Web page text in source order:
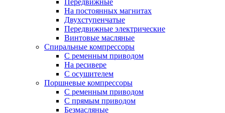
Передвижные
На постоянных магнитах
Двухступенчатые
Передвижные электрические
Винтовые масляные
Спиральные компрессоры
С ременным приводом
На ресивере
С осушителем
Поршневые компрессоры
С ременным приводом
С прямым приводом
Безмасляные